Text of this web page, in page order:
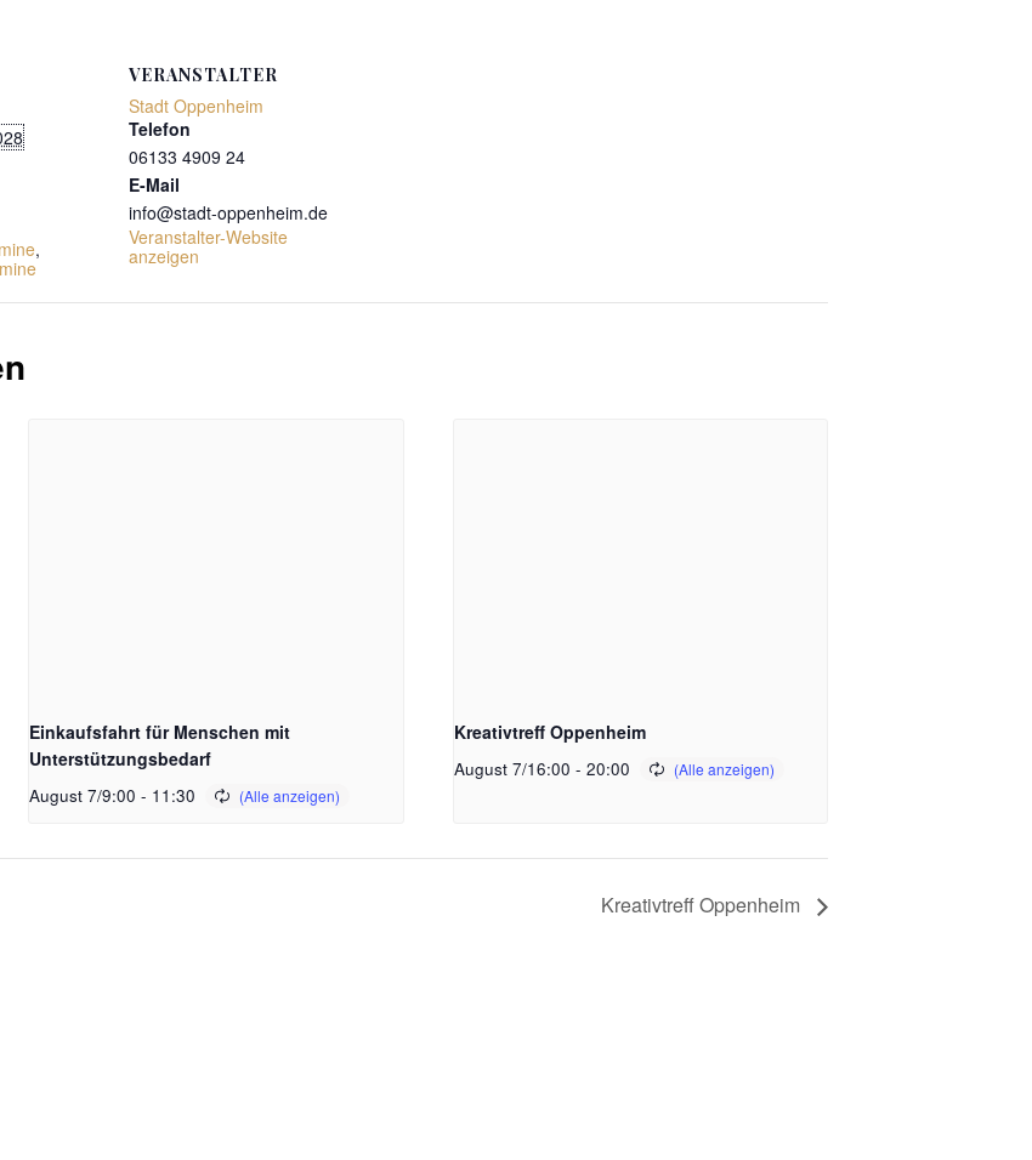
,
VERANSTALTER
Stadt Oppenheim
Telefon
06133 4909 24
E-Mail
info@stadt-oppenheim.de
Veranstalter-Website
anzeigen
Einkaufsfahrt für Menschen mit
Unterstützungsbedarf
August 7/9:00 - 11:30
Kreativtreff Oppenheim
August 7/16:00 - 20:00
Kreativtreff Oppenheim